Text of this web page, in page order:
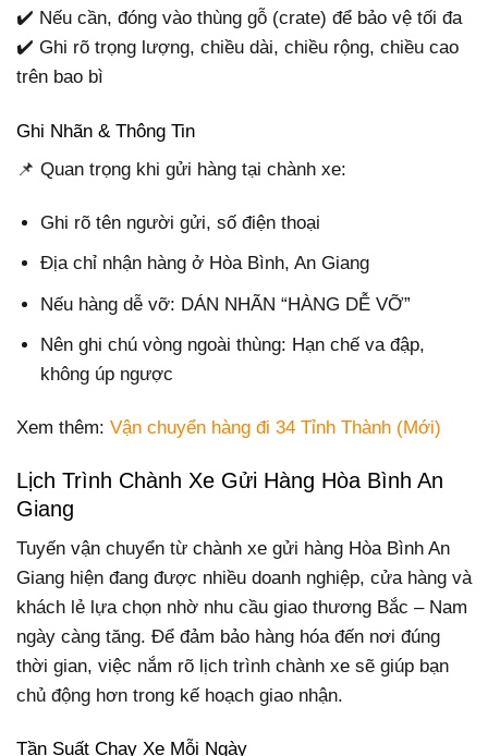
✔️ Nếu cần, đóng vào thùng gỗ (crate) để bảo vệ tối đa
✔️ Ghi rõ trọng lượng, chiều dài, chiều rộng, chiều cao
trên bao bì
Ghi Nhãn & Thông Tin
📌 Quan trọng khi gửi hàng tại chành xe:
Ghi rõ tên người gửi, số điện thoại
Địa chỉ nhận hàng ở Hòa Bình, An Giang
Nếu hàng dễ vỡ: DÁN NHÃN “HÀNG DỄ VỠ”
Nên ghi chú vòng ngoài thùng: Hạn chế va đập,
không úp ngược
Xem thêm: Vận chuyển hàng đi 34 Tỉnh Thành (Mới)
Lịch Trình Chành Xe Gửi Hàng Hòa Bình An
Giang
Tuyến vận chuyển từ chành xe gửi hàng Hòa Bình An
Giang hiện đang được nhiều doanh nghiệp, cửa hàng và
khách lẻ lựa chọn nhờ nhu cầu giao thương Bắc – Nam
ngày càng tăng. Để đảm bảo hàng hóa đến nơi đúng
thời gian, việc nắm rõ lịch trình chành xe sẽ giúp bạn
chủ động hơn trong kế hoạch giao nhận.
Tần Suất Chạy Xe Mỗi Ngày